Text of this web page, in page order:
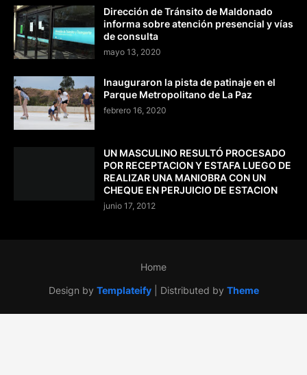
Dirección de Tránsito de Maldonado
informa sobre atención presencial y vías
de consulta
mayo 13, 2020
Inauguraron la pista de patinaje en el
Parque Metropolitano de La Paz
febrero 16, 2020
UN MASCULINO RESULTÓ PROCESADO
POR RECEPTACION Y ESTAFA LUEGO DE
REALIZAR UNA MANIOBRA CON UN
CHEQUE EN PERJUICIO DE ESTACION
junio 17, 2012
Design by Templateify| Distributed by Theme
Home